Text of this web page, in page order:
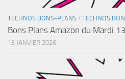
TECHNOS BONS-PLANS / TECHNOS
Bons Plans Amazon du Mardi
13 JANVIER 2026